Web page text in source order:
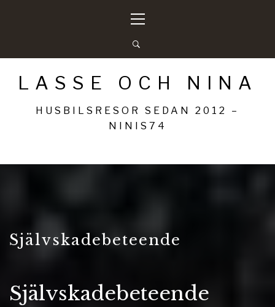
meny
LASSE OCH NINA
HUSBILSRESOR SEDAN 2012 –
NINIS74
Självskadebeteende
Självskadebeteende